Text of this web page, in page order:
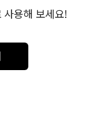
사용해 보세요!